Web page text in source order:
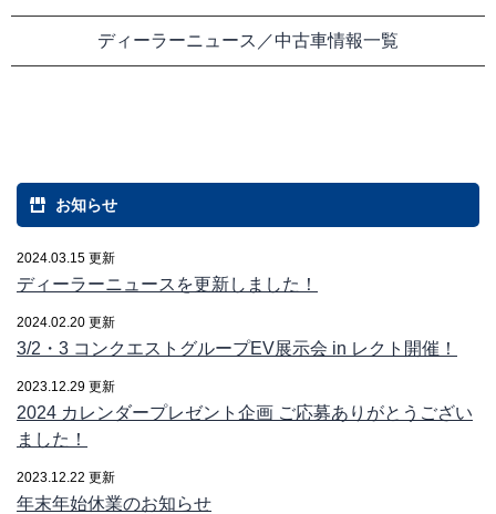
ディーラーニュース／中古車情報一覧
お知らせ
2024.03.15 更新
ディーラーニュースを更新しました！
2024.02.20 更新
3/2・3 コンクエストグループEV展示会 in レクト開催！
2023.12.29 更新
2024 カレンダープレゼント企画 ご応募ありがとうござい
ました！
2023.12.22 更新
年末年始休業のお知らせ